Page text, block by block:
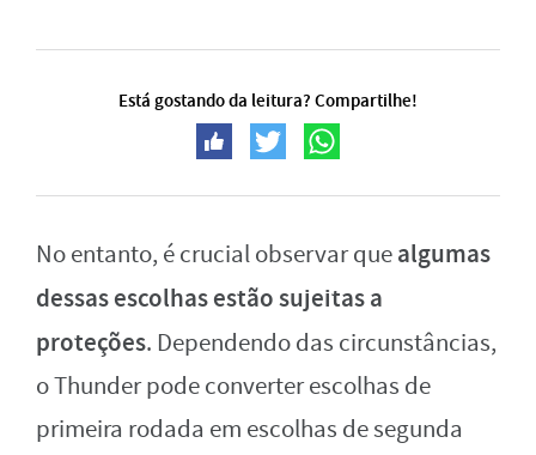
Está gostando da leitura? Compartilhe!
No entanto, é crucial observar quealgumas
dessas escolhas estão sujeitas a
proteções. Dependendo das circunstâncias,
o Thunder pode converter escolhas de
primeira rodada em escolhas de segunda